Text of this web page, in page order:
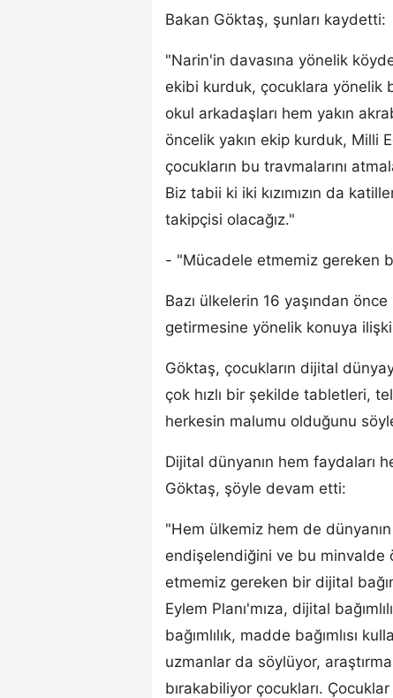
Bakan Göktaş, şunları kaydetti:
"Narin'in davasına yönelik
ekibi kurduk, çocuklara yönelik
okul arkadaşları hem yakın
öncelik yakın ekip kurduk, Milli
çocukların bu travmalarını
Biz tabii ki iki kızımızın da
takipçisi olacağız."
- "Mücadele etmemiz gereken
Bazı ülkelerin 16 yaşından önce
getirmesine yönelik konuya
Göktaş, çocukların dijital
çok hızlı bir şekilde tabletleri,
herkesin malumu olduğunu
Dijital dünyanın hem faydaları
Göktaş, şöyle devam etti:
"Hem ülkemiz hem de
endişelendiğini ve bu minvalde
etmemiz gereken bir dijital
Eylem Planı'mıza, dijital
bağımlılık, madde bağımlısı
uzmanlar da söylüyor,
bırakabiliyor çocukları.